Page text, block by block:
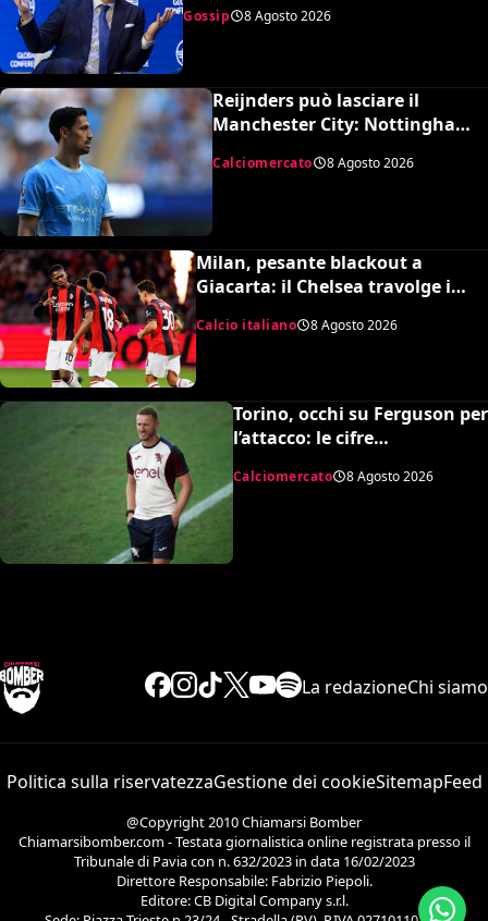
UEFA
Gossip 8 Agosto 2026
Reijnders può lasciare il
Manchester City: Nottingham
Calciomercato 8 Agosto 2026
Milan, pesante blackout a
Giacarta: il Chelsea travolge i
rossoneri 3-0 in amichevole
Calcio italiano 8 Agosto 2026
Torino, occhi su Ferguson per
l’attacco: le cifre
Calciomercato 8 Agosto 2026
La redazioneChi siamo
Politica sulla riservatezzaGestione dei cookieSitemapFeed
@Copyright 2010 Chiamarsi Bomber
Chiamarsibomber.com - Testata giornalistica online registrata presso il
Tribunale di Pavia con n. 632/2023 in data 16/02/2023
Direttore Responsabile: Fabrizio Piepoli.
Editore: CB Digital Company s.r.l.